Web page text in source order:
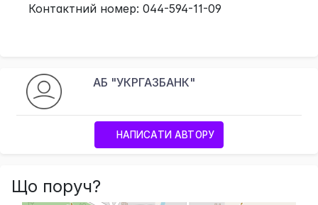
Контактний номер: 044-594-11-09
АБ "УКРГАЗБАНК"
НАПИСАТИ АВТОРУ
Що поруч?